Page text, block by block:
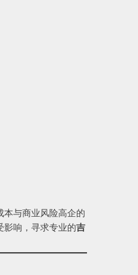
与商业风险高企的
影响，寻求专业的吉